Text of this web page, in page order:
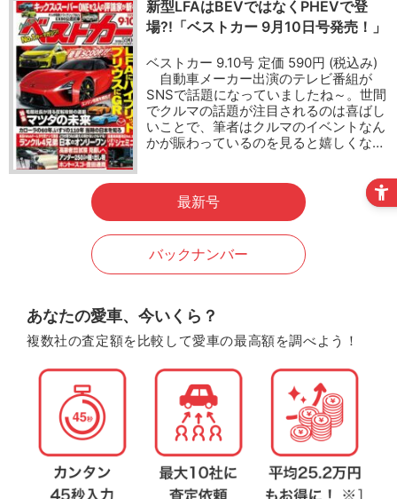
新型LFAはBEVではなくPHEVで登
場?!「ベストカー 9月10日号発売！」
ベストカー 9.10号 定価 590円 (税込み)
自動車メーカー出演のテレビ番組が
SNSで話題になっていましたね～。世間
でクルマの話題が注目されるのは喜ばし
いことで、筆者はクルマのイベントなん
かが賑わっているのを見ると嬉しくな…
最新号
バックナンバー
あなたの愛車、今いくら？
複数社の査定額を比較して愛車の最高額を調べよう！